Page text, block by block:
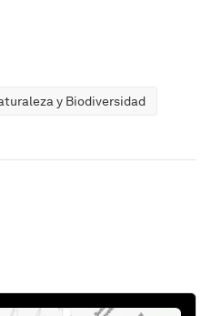
y Biodiversidad